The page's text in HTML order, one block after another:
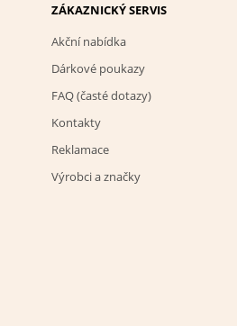
ZÁKAZNICKÝ SERVIS
Akční nabídka
Dárkové poukazy
FAQ (časté dotazy)
Kontakty
Reklamace
Výrobci a značky